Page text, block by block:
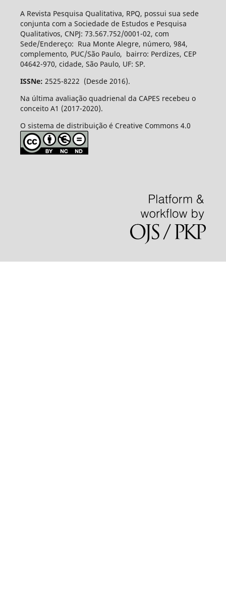
A Revista Pesquisa Qualitativa, RPQ, possui sua sede
conjunta com a Sociedade de Estudos e Pesquisa
Qualitativos, CNPJ: 73.567.752/0001-02, com
Sede/Endereço: Rua Monte Alegre, número, 984,
complemento, PUC/São Paulo, bairro: Perdizes, CEP
04642-970, cidade, São Paulo, UF: SP.
ISSNe: 2525-8222 (Desde 2016).
Na última avaliação quadrienal da CAPES recebeu o
conceito A1 (2017-2020).
O sistema de distribuição é Creative Commons 4.0